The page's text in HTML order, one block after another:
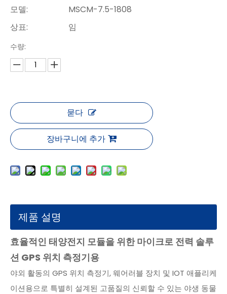
모델:
MSCM-7.5-1808
상표:
임
수량:
묻다
장바구니에 추가
제품 설명
효율적인 태양전지 모듈을 위한 마이크로 전력 솔루
션 GPS 위치 측정기용
야외 활동의 GPS 위치 측정기, 웨어러블 장치 및 IOT 애플리케
이션용으로 특별히 설계된 고품질의 신뢰할 수 있는 야생 동물